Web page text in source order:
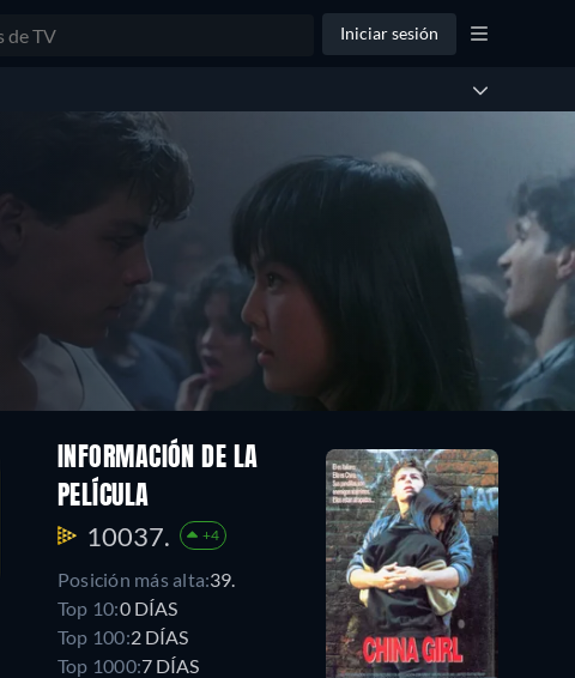
Iniciar sesión
INFORMACIÓN DE LA
PELÍCULA
10037. +4
Posición más alta:39.
Top 10:0 DÍAS
Top 100:2 DÍAS
Top 1000:7 DÍAS